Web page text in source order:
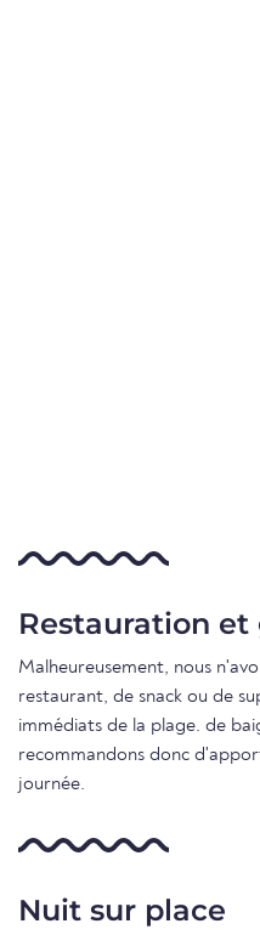
Restauration
Malheureusement, nous
restaurant, de snack ou de
immédiats de la plage. de
recommandons donc
journée.
Nuit sur place